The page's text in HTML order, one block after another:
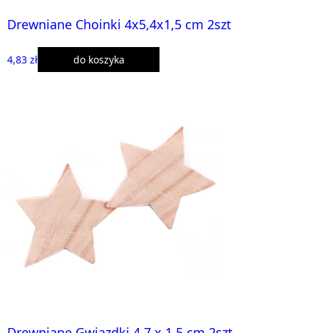
Drewniane Choinki 4x5,4x1,5 cm 2szt
4,83 zł do koszyka